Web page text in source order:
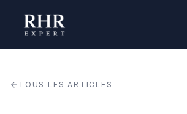
TOUS LES ARTICLES